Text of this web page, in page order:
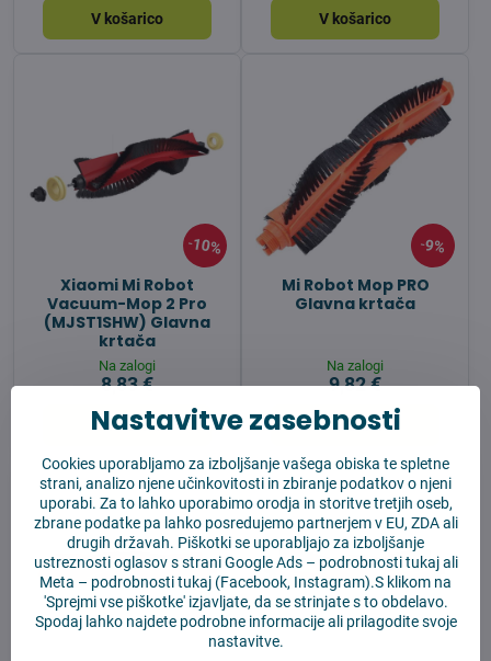
V košarico V košarico
10%
Xiaomi Mi Robot
Vacuum-Mop 2 Pro
(MJST1SHW) Glavna
krtača
Na zalogi
8,83 €
V košarico
9%
Mi Robot Mop PRO
Glavna krtača
Na zalogi
9,82 €
V košarico
Nastavitve zasebnosti
Cookies uporabljamo za izboljšanje vašega obiska te spletne
strani, analizo njene učinkovitosti in zbiranje podatkov o njeni
uporabi. Za to lahko uporabimo orodja in storitve tretjih oseb,
zbrane podatke pa lahko posredujemo partnerjem v EU, ZDA ali
drugih državah. Piškotki se uporabljajo za izboljšanje
ustreznosti oglasov s strani Google Ads – podrobnosti tukajali
Meta – podrobnosti tukaj (Facebook, Instagram).S klikom na
'Sprejmi vse piškotke' izjavljate, da se strinjate s to obdelavo.
Spodaj lahko najdete podrobne informacije ali prilagodite svoje
nastavitve.